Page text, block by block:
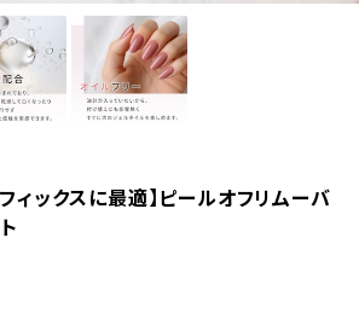
フィックスに最適】ピールオフリムーバ